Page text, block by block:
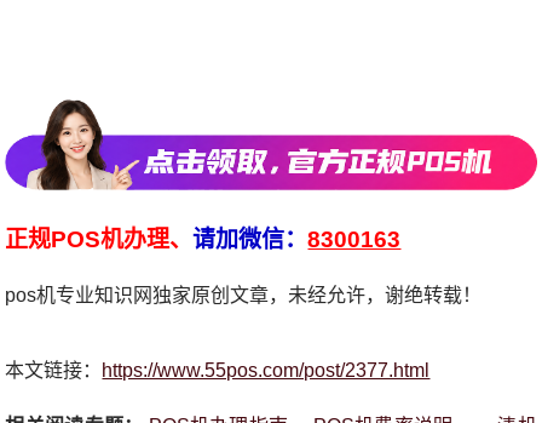
正规POS机办理、请加微信：8300163
pos机专业知识网独家原创文章，未经允许，谢绝转载！
本文链接： https://www.55pos.com/post/2377.html